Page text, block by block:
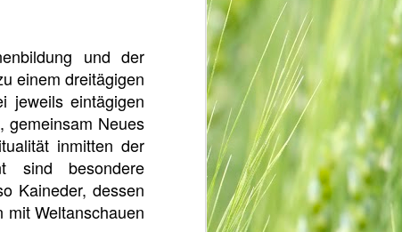
und der
einem dreitägigen
jeweils eintägigen
gemeinsam Neues
inmitten der
sind besondere
Kaineder, dessen
Weltanschauen